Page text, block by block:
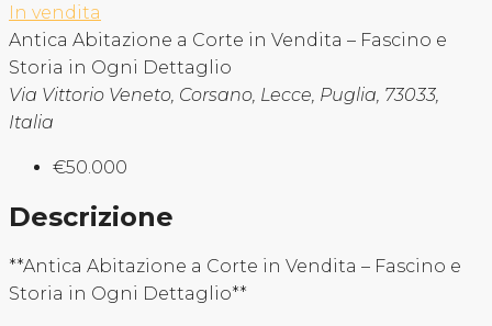
In vendita
Antica Abitazione a Corte in Vendita – Fascino e
Storia in Ogni Dettaglio
Via Vittorio Veneto, Corsano, Lecce, Puglia, 73033,
Italia
€50.000
Descrizione
**Antica Abitazione a Corte in Vendita – Fascino e
Storia in Ogni Dettaglio**